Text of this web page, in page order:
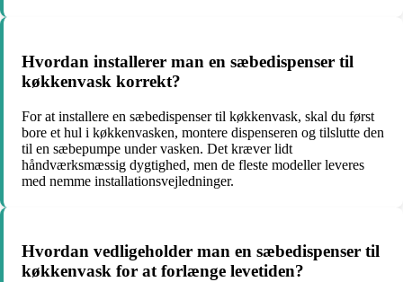
Hvordan installerer man en sæbedispenser til
køkkenvask korrekt?
For at installere en sæbedispenser til køkkenvask, skal du først
bore et hul i køkkenvasken, montere dispenseren og tilslutte den
til en sæbepumpe under vasken. Det kræver lidt
håndværksmæssig dygtighed, men de fleste modeller leveres
med nemme installationsvejledninger.
Hvordan vedligeholder man en sæbedispenser til
køkkenvask for at forlænge levetiden?